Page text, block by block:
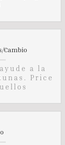
cambio
a la
Price